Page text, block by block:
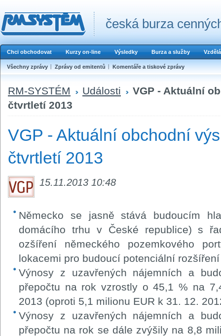
česká burza
Chci obchodovat Kurzy on-line Výsledky Burza a služby
Všechny zprávy Zprávy od emitentů Komentáře a tiskové zprávy
RM-SYSTÉM Události
VGP - Aktuální
čtvrtletí 2013
VGP - Aktuální obchodní
čtvrtletí 2013
15.11.2013 10:48
Německo se jasně stává budoucím
domácího trhu v České republice) s
ozšíření německého pozemkového
lokacemi pro budoucí potenciální rozšíření
Výnosy z uzavřených nájemních a
přepočtu na rok vzrostly o 45,1 % na
2013 (oproti 5,1 milionu EUR k 31. 12.
Výnosy z uzavřených nájemních a
přepočtu na rok se dále zvýšily na 8,8